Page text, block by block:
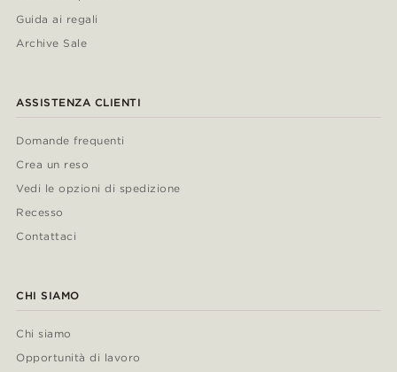
Guida ai regali
Archive Sale
ASSISTENZA CLIENTI
Domande frequenti
Crea un reso
Vedi le opzioni di spedizione
Recesso
Contattaci
CHI SIAMO
Chi siamo
Opportunità di lavoro